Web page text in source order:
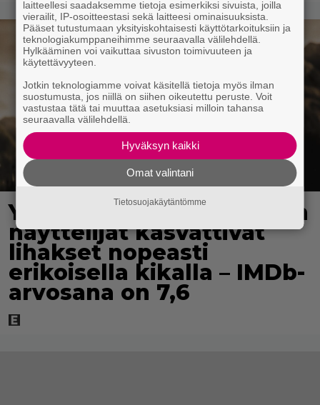
Yöllä tv:ssä: Sotaelokuvan
näyttelijät kasvattivat
lihakset nopeasti
erikoisella kikalla – IMDb-
arvosana on 7,6
laitteellesi saadaksemme tietoja esimerkiksi sivuista, joilla
vierailit, IP-osoitteestasi sekä laitteesi ominaisuuksista.
Pääset tutustumaan yksityiskohtaisesti käyttötarkoituksiin ja
teknologiakumppaneihimme seuraavalla välilehdellä.
Hylkääminen voi vaikuttaa sivuston toimivuuteen ja
käytettävyyteen.
Jotkin teknologiamme voivat käsitellä tietoja myös ilman
suostumusta, jos niillä on siihen oikeutettu peruste. Voit
vastustaa tätä tai muuttaa asetuksiasi milloin tahansa
seuraavalla välilehdellä.
Hyväksyn kaikki
Omat valintani
Tietosuojakäytäntömme